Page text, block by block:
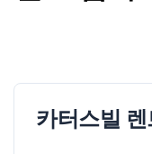
카터스빌